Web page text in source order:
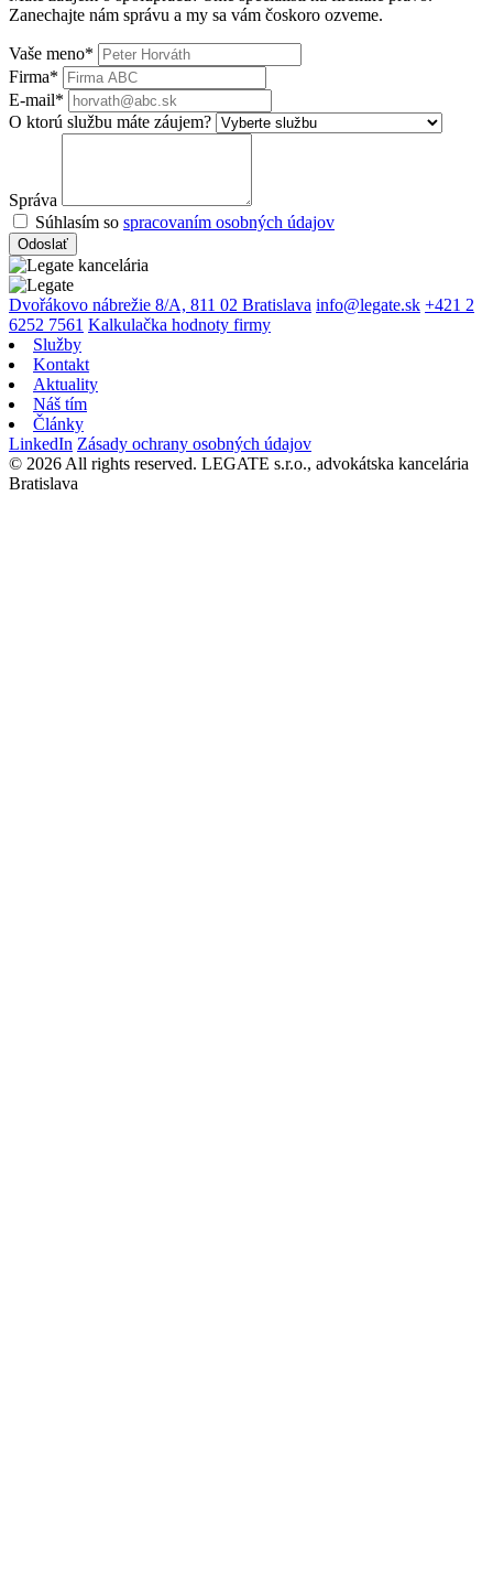
Zanechajte nám správu a my sa vám čoskoro ozveme.
Vaše meno*
Firma*
E-mail*
O ktorú službu máte záujem?
Správa
Súhlasím so spracovaním osobných údajov
Odoslať
Dvořákovo nábrežie 8/A, 811 02 Bratislava info@legate.sk +421 2
6252 7561 Kalkulačka hodnoty firmy
Služby
Kontakt
Aktuality
Náš tím
Články
LinkedIn Zásady ochrany osobných údajov
© 2026 All rights reserved. LEGATE s.r.o., advokátska kancelária
Bratislava